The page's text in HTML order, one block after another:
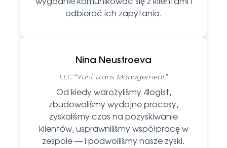
odbierać ich zapytania.
Nina Neustroeva
LLC “Yuni Trans Management”
Od kiedy wdrożyliśmy 4logist,
zbudowaliśmy wydajne procesy,
zyskaliśmy czas na pozyskiwanie
klientów, usprawniliśmy współpracę w
zespole — i podwoiliśmy nasze zyski.